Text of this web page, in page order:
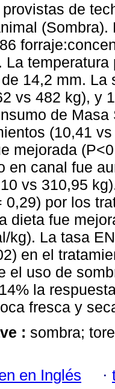
de
La
14,2 mm. La
vs 482 kg), y
de
(10,41
mejorada
en canal fue
vs 310,95
0,29) por los
dieta fue
kg). La tasa
en el
el uso de
la
fresca y
: sombra;
en Inglés ·